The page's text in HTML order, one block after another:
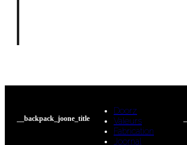
__backpack_joone_title
Doorz
Valeurs
Fabrication
Joornal